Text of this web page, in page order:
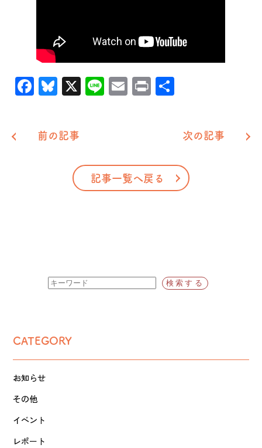
Facebook
Bluesky
X LineEmailPrint
前の記事
記事一覧へ戻る
次の記事
CATEGORY
お知らせ
その他
イベント
レポート